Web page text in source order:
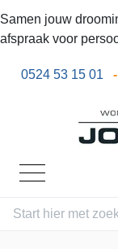
Samen jouw
afspraak voor
0524 53 15 01 -